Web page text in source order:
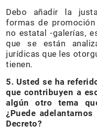
Debo añadir la
formas de
no estatal -galerías,
que se están
jurídicas que les
tienen.
5. Usted se ha
que contribuyen a
algún otro tema
¿Puede
Decreto?